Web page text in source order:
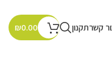
קשרתקנון ₪0.00